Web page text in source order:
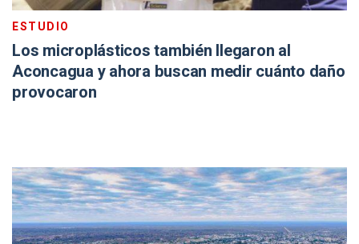
ESTUDIO
Los microplásticos también llegaron al
Aconcagua y ahora buscan medir cuánto daño
provocaron